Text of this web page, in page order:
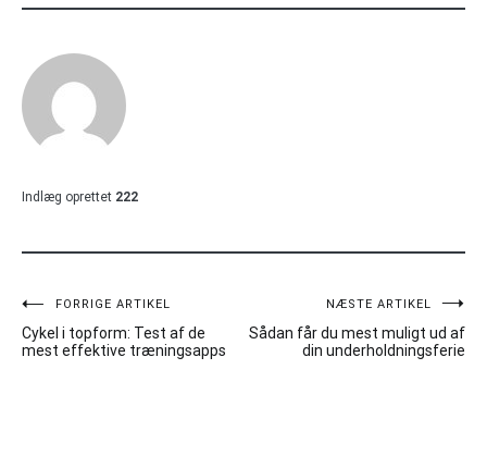
Indlæg oprettet 222
Indlægsnavigation
FORRIGE ARTIKEL
Cykel i topform: Test af de
mest effektive træningsapps
NÆSTE ARTIKEL
Sådan får du mest muligt ud af
din underholdningsferie